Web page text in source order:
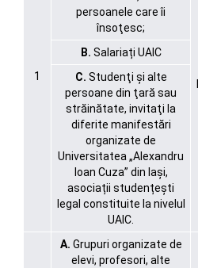
1
persoanele care îi
însoţesc;
B. Salariați UAIC
C. Studenţi şi alte
persoane din ţară sau
străinătate, invitaţi la
diferite manifestări
organizate de
Universitatea „Alexandru
Ioan Cuza” din Iaşi,
asociații studențești
legal constituite la nivelul
UAIC.
A. Grupuri organizate de
elevi, profesori, alte